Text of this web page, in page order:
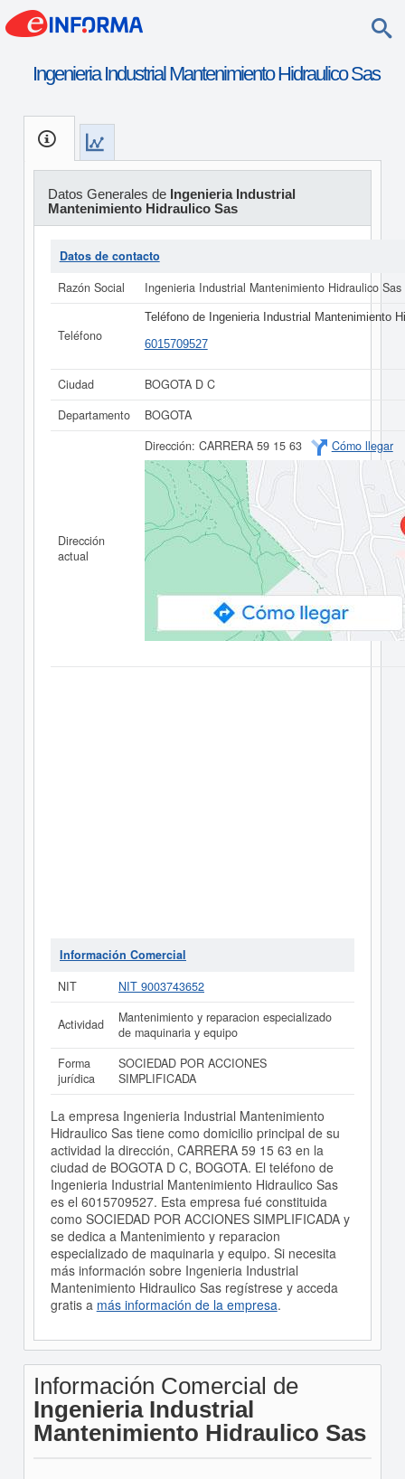
Ingenieria Industrial Mantenimiento Hidraulico Sas
Datos Generales de Ingenieria Industrial
Mantenimiento Hidraulico Sas
Datos de contacto
Razón Social
Ingenieria Industrial Mantenimiento Hidraulico Sas
Teléfono
Teléfono de Ingenieria Industrial Mantenimiento
6015709527
Ciudad
BOGOTA D C
Departamento
BOGOTA
Dirección
actual
Dirección: CARRERA 59 15 63 Cómo llegar
Información Comercial
NIT
NIT 9003743652
Actividad
Mantenimiento y reparacion especializado
de maquinaria y equipo
Forma
jurídica
SOCIEDAD POR ACCIONES
SIMPLIFICADA
La empresa Ingenieria Industrial Mantenimiento
Hidraulico Sas tiene como domicilio principal de su
actividad la dirección, CARRERA 59 15 63 en la
ciudad de BOGOTA D C, BOGOTA. El teléfono de
Ingenieria Industrial Mantenimiento Hidraulico Sas
es el 6015709527. Esta empresa fué constituida
como SOCIEDAD POR ACCIONES SIMPLIFICADA y
se dedica a Mantenimiento y reparacion
especializado de maquinaria y equipo. Si necesita
más información sobre Ingenieria Industrial
Mantenimiento Hidraulico Sas regístrese y acceda
gratis a más información de la empresa.
Información Comercial de
Ingenieria Industrial
Mantenimiento Hidraulico Sas